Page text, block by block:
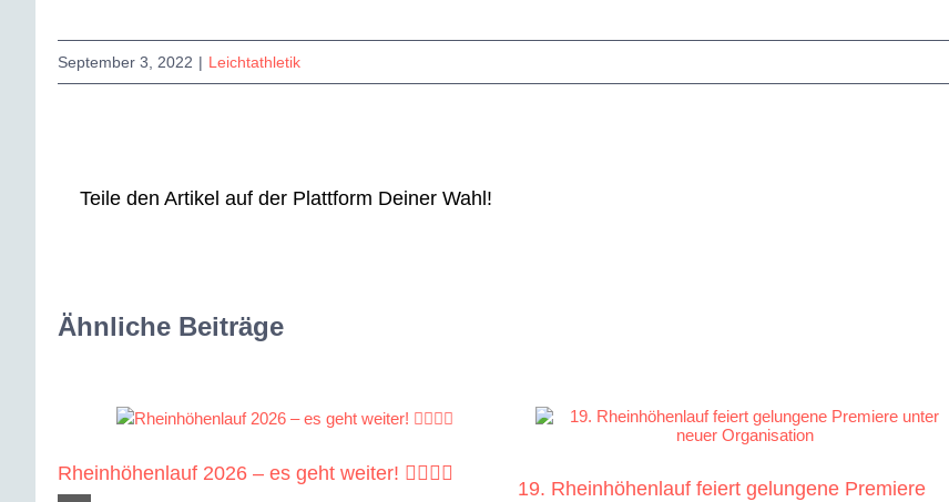
September 3, 2022 | Leichtathletik
Teile den Artikel auf der Plattform Deiner Wahl!
Ähnliche Beiträge
Rheinhöhenlauf 2026 – es geht weiter! 🏃‍♀️🏃‍♂️
19. Rheinhöhenlauf feiert gelungene Premiere